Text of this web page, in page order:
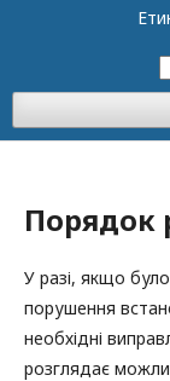
Порядок
У разі, якщо
порушення
необхідні
розглядає